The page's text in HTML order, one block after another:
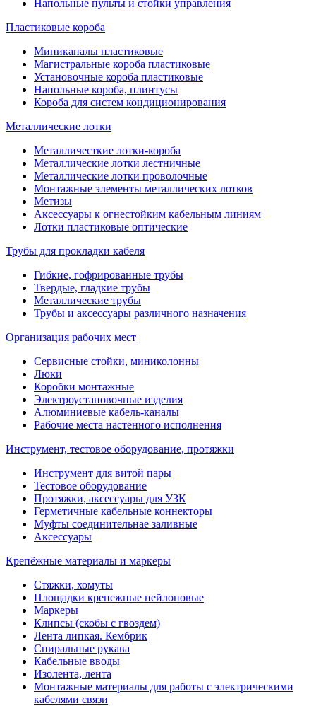
Напольные пульты и стойки управления
Пластиковые короба
Миниканалы пластиковые
Магистральные короба пластиковые
Установочные короба пластиковые
Напольные короба, плинтусы
Короба для систем кондиционирования
Металлические лотки
Металличесткие лотки-короба
Металлические лотки лестничные
Металлические лотки проволочные
Монтажные элементы металлических лотков
Метизы
Аксессуары к огнестойким кабельным линиям
Лотки пластиковые оптические
Трубы для прокладки кабеля
Гибкие, гофрированные трубы
Твердые, гладкие трубы
Металлические трубы
Трубы и аксессуары различного назначения
Организация рабочих мест
Сервисные стойки, миниколонны
Люки
Коробки монтажные
Электроустановочные изделия
Алюминиевые кабель-каналы
Рабочие места настенного исполнения
Инструмент, тестовое оборудование, протяжки
Инструмент для витой пары
Тестовое оборудование
Протяжки, аксессуары для УЗК
Герметичные кабельные коннекторы
Муфты соединительнае заливные
Аксессуары
Крепёжные материалы и маркеры
Стяжки, хомуты
Площадки крепежные нейлоновые
Маркеры
Клипсы (скобы с гвоздем)
Лента липкая. Кембрик
Спиральные рукава
Кабельные вводы
Изолента, лента
Монтажные материалы для работы с электрическими
кабелями связи